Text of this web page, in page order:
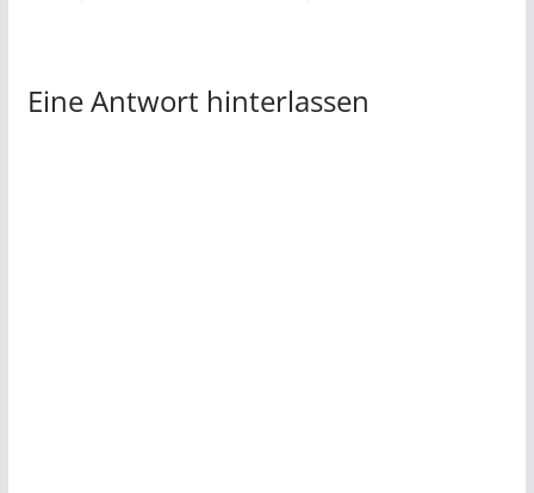
Eine Antwort hinterlassen